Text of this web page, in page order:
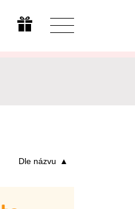
Upravit
Dle názvu